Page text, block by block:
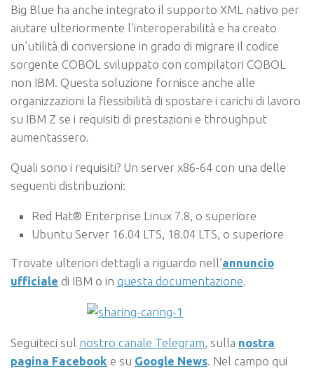
Big Blue ha anche integrato il supporto XML nativo per
aiutare ulteriormente l’interoperabilità e ha creato
un’utilità di conversione in grado di migrare il codice
sorgente COBOL sviluppato con compilatori COBOL
non IBM. Questa soluzione fornisce anche alle
organizzazioni la flessibilità di spostare i carichi di lavoro
su IBM Z se i requisiti di prestazioni e throughput
aumentassero.
Quali sono i requisiti? Un server x86-64 con una delle
seguenti distribuzioni:
Red Hat® Enterprise Linux 7.8, o superiore
Ubuntu Server 16.04 LTS, 18.04 LTS, o superiore
Trovate ulteriori dettagli a riguardo nell’annuncio
ufficiale di IBM o in questa documentazione
Seguiteci sul nostro canale Telegram , sulla nostra
pagina Facebook e su Google News . Nel campo qui